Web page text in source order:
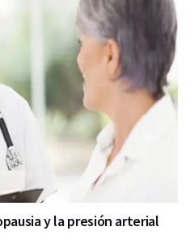
y la presión arterial